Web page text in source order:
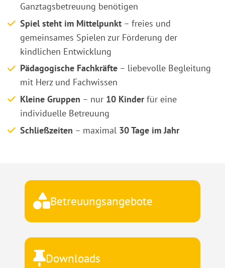
Ganztagsbetreuung benötigen
Spiel steht im Mittelpunkt– freies und
gemeinsames Spielen zur Förderung der
kindlichen Entwicklung
Pädagogische Fachkräfte– liebevolle Begleitung
mit Herz und Fachwissen
Kleine Gruppen – nur 10 Kinderfür eine
individuelle Betreuung
Schließzeiten – maximal 30 Tage im Jahr
Betreuungsangebote
Downloads